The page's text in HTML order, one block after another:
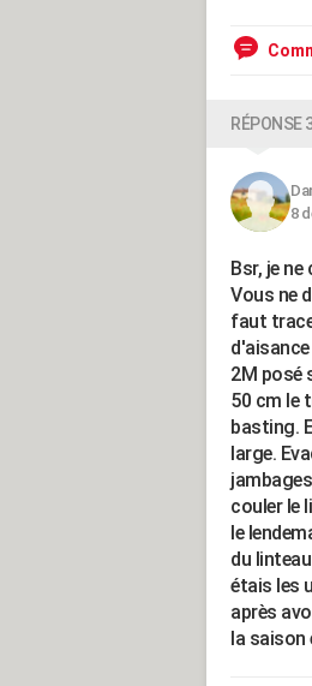
RÉPONSE
8
Bsr, je
Vous ne
faut
2M posé
50 cm le
basting.
large.
couler le
le
du
étais les
après
la saison